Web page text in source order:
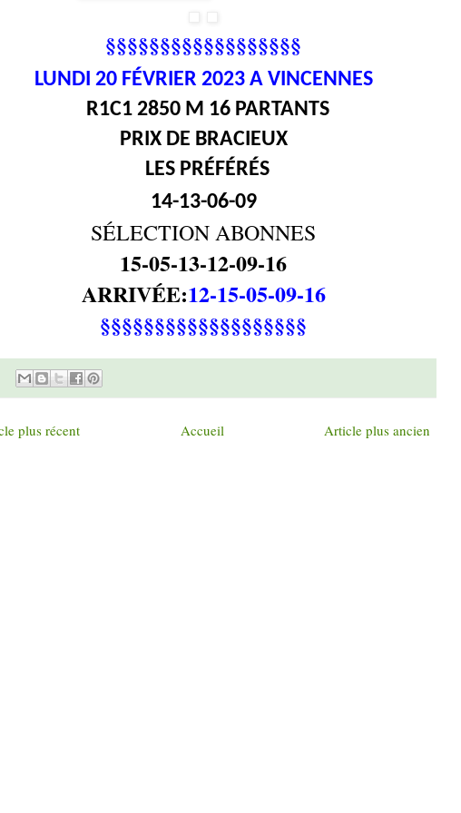
§§§§§§§§§§§§§§§§§§
LUNDI 20FÉVRIER 2023 A VINCENNES
R1C1 2850 M 16 PARTANTS
PRIX DE BRACIEUX
LES PRÉFÉRÉS
14-13-06-09
SÉLECTION ABONNES
15-05-13-12-09-16
ARRIVÉE:12-15-05-09-16
§§§§§§§§§§§§§§§§§§§
plus récent Article plus ancien
Accueil